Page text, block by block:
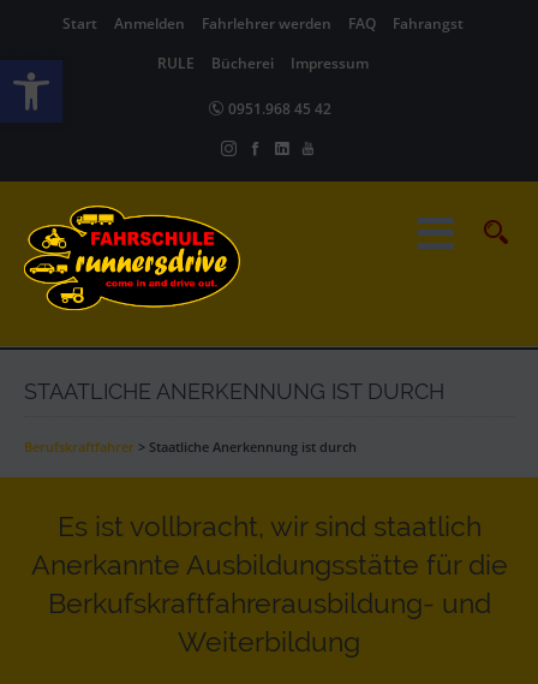
Werkzeugleiste öffnen
Start Anmelden Fahrlehrer werden FAQ
Fahrangst
RULE
Bücherei Impressum
0951.968 45 42
STAATLICHE ANERKENNUNG IST DURCH
Berufskraftfahrer > Staatliche Anerkennung ist durch
Es ist vollbracht, wir sind staatlich
Anerkannte Ausbildungsstätte für die
Berkufskraftfahrerausbildung- und
Weiterbildung